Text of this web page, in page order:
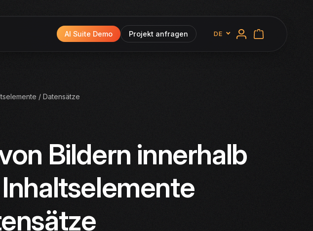
AI Suite Demo Projekt anfragen DE
Deutsch
/ Datensätze
Bildern innerhalb